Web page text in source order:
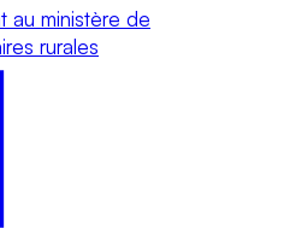
au ministère de
rurales